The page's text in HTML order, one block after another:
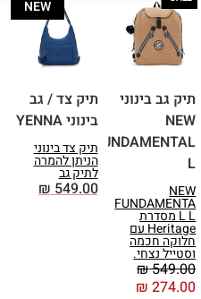
תיק גב בינוני
NEW
FUNDAMENTAL
L
NEW
FUNDAMENTA
L L מסדרת
Heritage עם
חלוקה חכמה
וסטייל נצחי.
₪549.00
₪ 274.00
NEW
תיק צד / גב
בינוני YENNA
תיק צד בינוני
הניתן להמרה
לתיק גב
₪549.00